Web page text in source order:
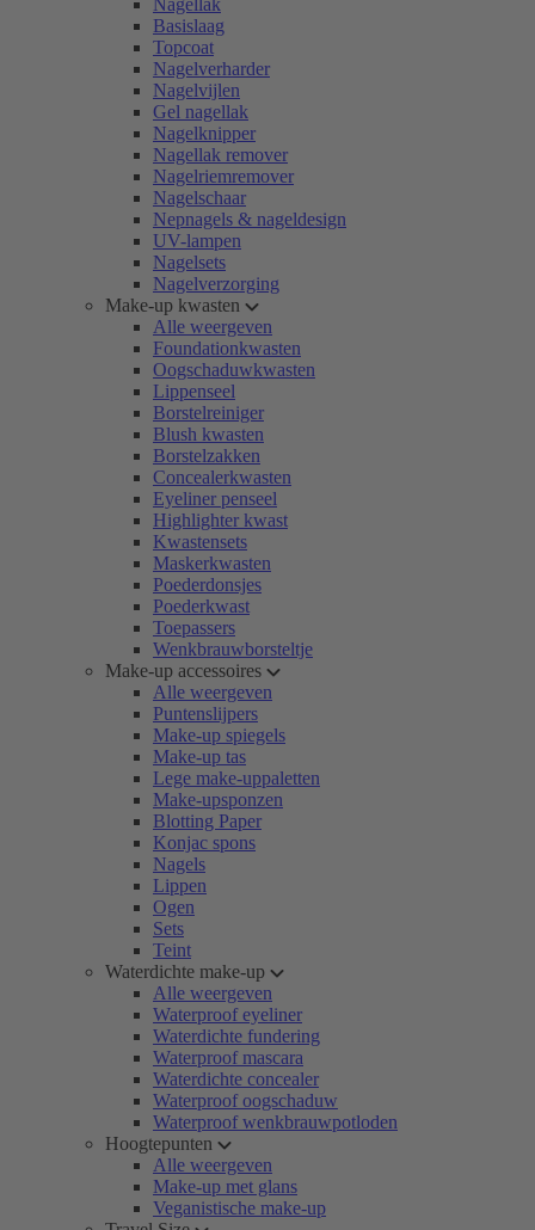
Nagellak
Basislaag
Topcoat
Nagelverharder
Nagelvijlen
Gel nagellak
Nagelknipper
Nagellak remover
Nagelriemremover
Nagelschaar
Nepnagels & nageldesign
UV-lampen
Nagelsets
Nagelverzorging
Make-up kwasten
Alle weergeven
Foundationkwasten
Oogschaduwkwasten
Lippenseel
Borstelreiniger
Blush kwasten
Borstelzakken
Concealerkwasten
Eyeliner penseel
Highlighter kwast
Kwastensets
Maskerkwasten
Poederdonsjes
Poederkwast
Toepassers
Wenkbrauwborsteltje
Make-up accessoires
Alle weergeven
Puntenslijpers
Make-up spiegels
Make-up tas
Lege make-uppaletten
Make-upsponzen
Blotting Paper
Konjac spons
Nagels
Lippen
Ogen
Sets
Teint
Waterdichte make-up
Alle weergeven
Waterproof eyeliner
Waterdichte fundering
Waterproof mascara
Waterdichte concealer
Waterproof oogschaduw
Waterproof wenkbrauwpotloden
Hoogtepunten
Alle weergeven
Make-up met glans
Veganistische make-up